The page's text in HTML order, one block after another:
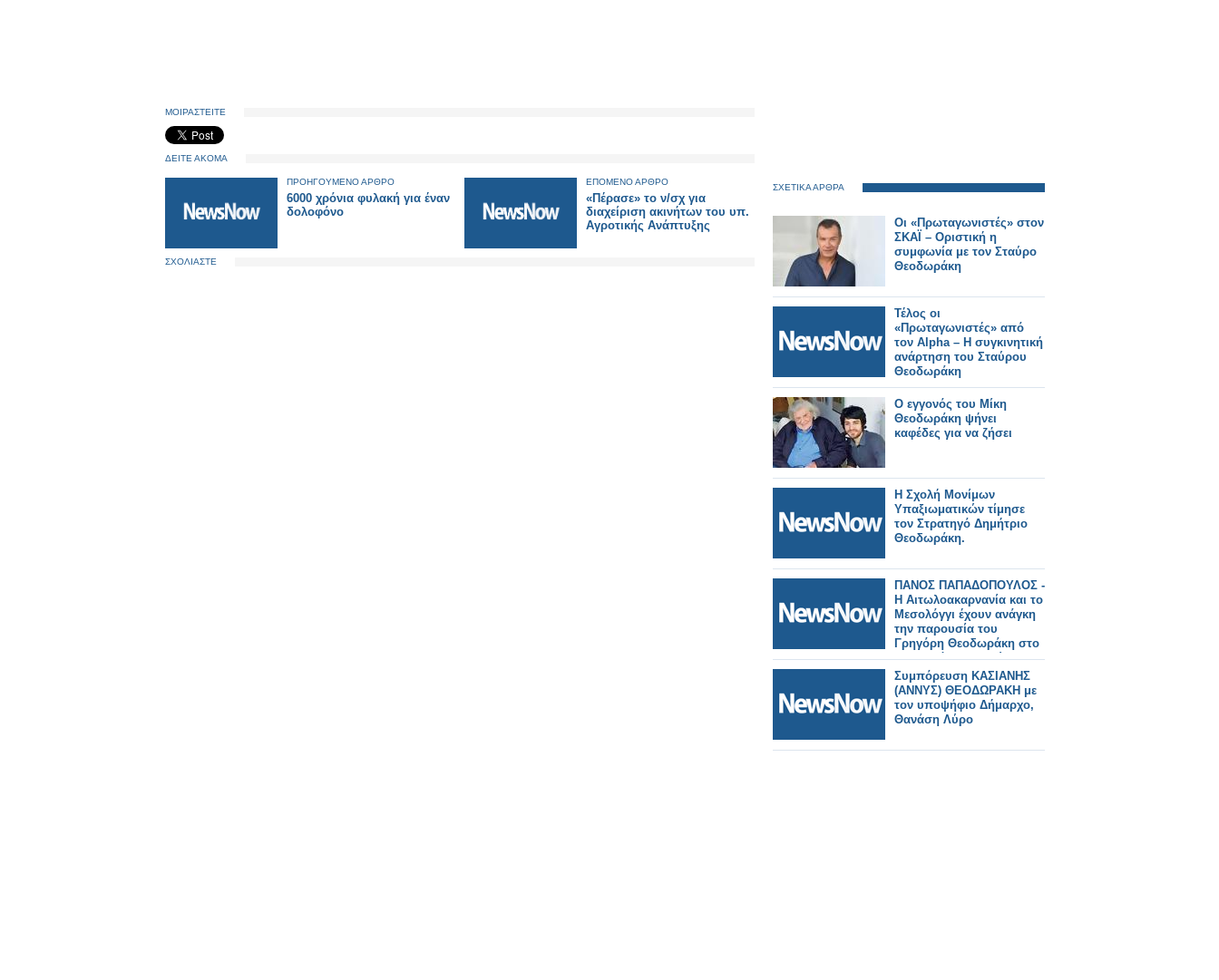
ΜΟΙΡΑΣΤΕΙΤΕ
ΔΕΙΤΕ ΑΚΟΜΑ
ΠΡΟΗΓΟΥΜΕΝΟ ΑΡΘΡΟ
6000 χρόνια φυλακή για έναν
δολοφόνο
ΕΠΟΜΕΝΟ ΑΡΘΡΟ
«Πέρασε» το ν/σχ για
διαχείριση ακινήτων του υπ.
Αγροτικής Ανάπτυξης
ΣΧΟΛΙΑΣΤΕ
ΣΧΕΤΙΚΑ ΑΡΘΡΑ
Οι «Πρωταγωνιστές» στον
ΣΚΑΪ – Οριστική η
συμφωνία με τον Σταύρο
Θεοδωράκη
Τέλος οι
«Πρωταγωνιστές» από
τον Alpha – Η συγκινητική
ανάρτηση του Σταύρου
Θεοδωράκη
O εγγονός του Μίκη
Θεοδωράκη ψήνει
καφέδες για να ζήσει
Η Σχολή Μονίμων
Υπαξιωματικών τίμησε
τον Στρατηγό Δημήτριο
Θεοδωράκη.
ΠΑΝΟΣ ΠΑΠΑΔΟΠΟΥΛΟΣ -
Η Αιτωλοακαρνανία και το
Μεσολόγγι έχουν ανάγκη
την παρουσία του
Γρηγόρη Θεοδωράκη στο
Ελληνικό Κοινοβούλιο!
Συμπόρευση ΚΑΣΙΑΝΗΣ
(ΑΝΝΥΣ) ΘΕΟΔΩΡΑΚΗ με
τον υποψήφιο Δήμαρχο,
Θανάση Λύρο